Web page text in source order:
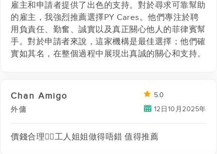
雇主和申請者提供了出色的支持。對於尋求可靠幫助
的雇主，我強烈推薦選擇PY Cares。他們專注於聘
用負責任、勤奮、誠實以及真正關心他人的菲律賓幫
手。對於申請者來說，這家機構是最佳選擇；他們確
實如其名，在整個過程中展現出真誠的關心和支持。
Chan Amigo
外傭
5.0
12日10月2025年
價錢合理👍🏾工人姐姐做得唔錯 值得推薦